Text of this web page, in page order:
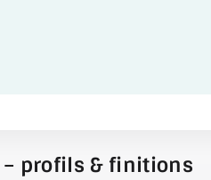
– profils & finitions